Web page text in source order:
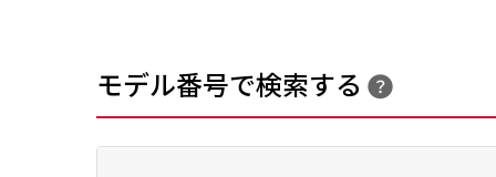
モデル番号で検索する